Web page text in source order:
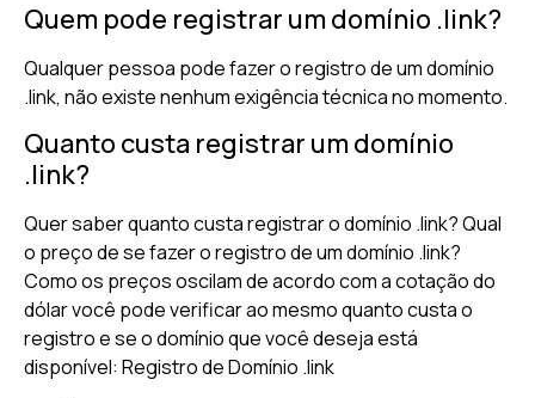
Quem pode registrar um domínio .link?
Qualquer pessoa pode fazer o registro de um domínio
.link, não existe nenhum exigência técnica no momento.
Quanto custa registrar um domínio
.link?
Quer saber quanto custa registrar o domínio .link? Qual
o preço de se fazer o registro de um domínio .link?
Como os preços oscilam de acordo com a cotação do
dólar você pode verificar ao mesmo quanto custa o
registro e se o domínio que você deseja está
disponível: Registro de Domínio .link